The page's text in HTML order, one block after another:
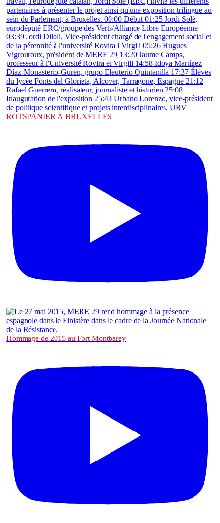
ROTSPANIER À BRUXELLES
Hommage de 2015 au Fort Montbarey